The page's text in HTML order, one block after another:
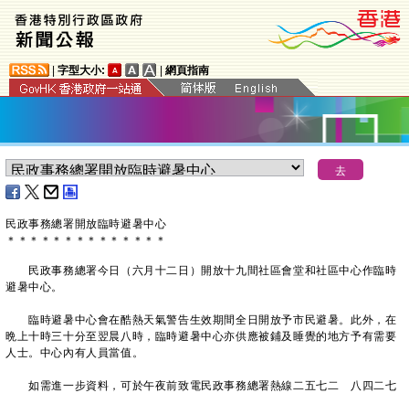
字型大小: 網頁指南
民政事務總署開放臨時避暑中心
＊ ＊ ＊ ＊ ＊ ＊ ＊ ＊ ＊ ＊ ＊ ＊ ＊ ＊
民政事務總署今日（六月十二日）開放十九間社區會堂和社區中心作臨時
避暑中心。
臨時避暑中心會在酷熱天氣警告生效期間全日開放予市民避暑。此外，在
晩上十時三十分至翌晨八時，臨時避暑中心亦供應被鋪及睡覺的地方予有需要
人士。中心內有人員當值。
如需進一步資料，可於午夜前致電民政事務總署熱線二五七二 八四二七